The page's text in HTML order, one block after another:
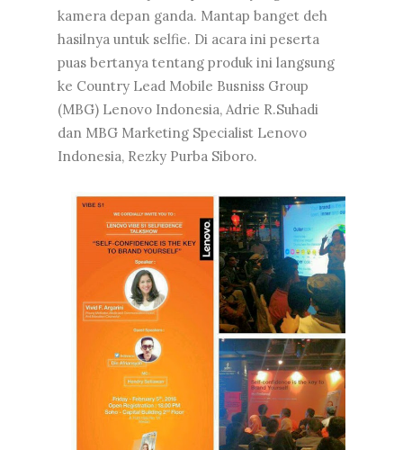
kamera depan ganda. Mantap banget deh
hasilnya untuk selfie. Di acara ini peserta
puas bertanya tentang produk ini langsung
ke Country Lead Mobile Busniss Group
(MBG) Lenovo Indonesia, Adrie R.Suhadi
dan MBG Marketing Specialist Lenovo
Indonesia, Rezky Purba Siboro.